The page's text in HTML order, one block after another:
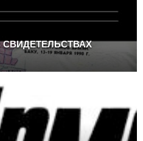
СВИДЕТЕЛЬСТВАХ